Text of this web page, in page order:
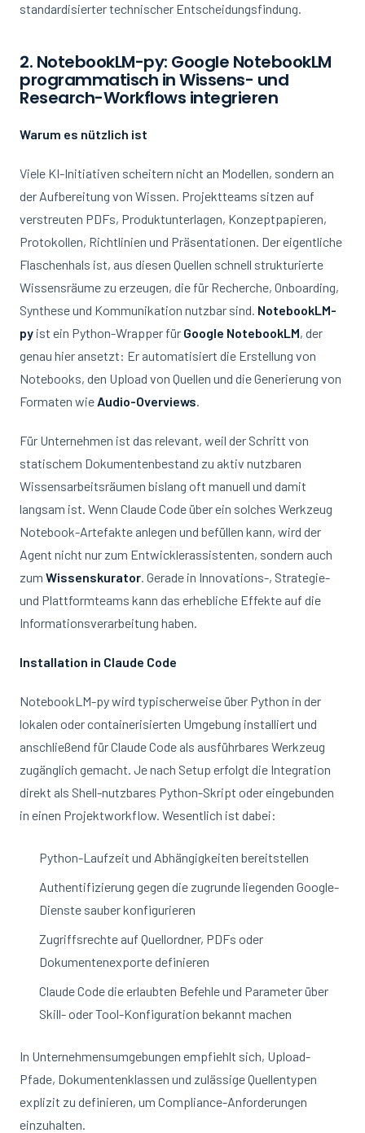
standardisierter technischer Entscheidungsfindung.
2. NotebookLM-py: Google NotebookLM
programmatisch in Wissens- und
Research-Workflows integrieren
Warum es nützlich ist
Viele KI-Initiativen scheitern nicht an Modellen, sondern an
der Aufbereitung von Wissen. Projektteams sitzen auf
verstreuten PDFs, Produktunterlagen, Konzeptpapieren,
Protokollen, Richtlinien und Präsentationen. Der eigentliche
Flaschenhals ist, aus diesen Quellen schnell strukturierte
Wissensräume zu erzeugen, die für Recherche, Onboarding,
Synthese und Kommunikation nutzbar sind. NotebookLM-
py ist ein Python-Wrapper für Google NotebookLM, der
genau hier ansetzt: Er automatisiert die Erstellung von
Notebooks, den Upload von Quellen und die Generierung von
Formaten wie Audio-Overviews.
Für Unternehmen ist das relevant, weil der Schritt von
statischem Dokumentenbestand zu aktiv nutzbaren
Wissensarbeitsräumen bislang oft manuell und damit
langsam ist. Wenn Claude Code über ein solches Werkzeug
Notebook-Artefakte anlegen und befüllen kann, wird der
Agent nicht nur zum Entwicklerassistenten, sondern auch
zum Wissenskurator. Gerade in Innovations-, Strategie-
und Plattformteams kann das erhebliche Effekte auf die
Informationsverarbeitung haben.
Installation in Claude Code
NotebookLM-py wird typischerweise über Python in der
lokalen oder containerisierten Umgebung installiert und
anschließend für Claude Code als ausführbares Werkzeug
zugänglich gemacht. Je nach Setup erfolgt die Integration
direkt als Shell-nutzbares Python-Skript oder eingebunden
in einen Projektworkflow. Wesentlich ist dabei:
Python-Laufzeit und Abhängigkeiten bereitstellen
Authentifizierung gegen die zugrunde liegenden Google-
Dienste sauber konfigurieren
Zugriffsrechte auf Quellordner, PDFs oder
Dokumentenexporte definieren
Claude Code die erlaubten Befehle und Parameter über
Skill- oder Tool-Konfiguration bekannt machen
In Unternehmensumgebungen empfiehlt sich, Upload-
Pfade, Dokumentenklassen und zulässige Quellentypen
explizit zu definieren, um Compliance-Anforderungen
einzuhalten.